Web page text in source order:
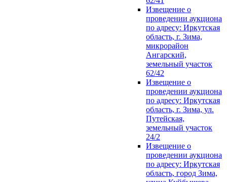
Извещение о
проведении аукциона
по адресу: Иркутская
область, г. Зима,
микрорайон
Ангарский,
земельный участок
62/42
Извещение о
проведении аукциона
по адресу: Иркутская
область, г. Зима, ул.
Путейская,
земельный участок
24/2
Извещение о
проведении аукциона
по адресу: Иркутская
область, город Зима,